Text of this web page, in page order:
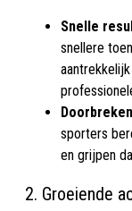
Snelle
snellere
sporters
en grijpen
2. Groeiende